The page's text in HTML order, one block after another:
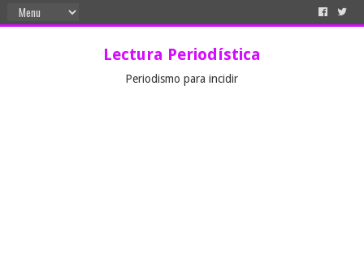
Lectura Periodística
Periodismo para incidir